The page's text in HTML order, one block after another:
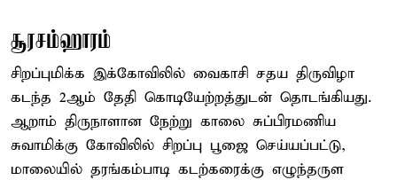
சூரசம்ஹாரம்
சிறப்புமிக்க இக்கோவிலில் வைகாசி சதய திருவிழா
கடந்த 2ஆம் தேதி கொடியேற்றத்துடன் தொடங்கியது.
ஆறாம் திருநாளான நேற்று காலை சுப்பிரமணிய
சுவாமிக்கு கோவிலில் சிறப்பு பூஜை செய்யப்பட்டு,
மாலையில் தரங்கம்பாடி கடற்கரைக்கு எழுந்தருள